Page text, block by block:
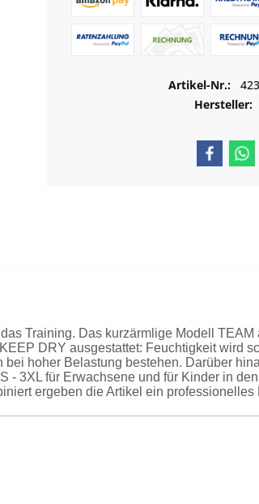
Artikel-Nr.:
Hersteller:
Training. Das kurzärmlige Modell
DRY ausgestattet: Feuchtigkeit wird
hoher Belastung bestehen. Darüber
3XL für Erwachsene und für Kinder in
ergeben die Artikel ein professionelles